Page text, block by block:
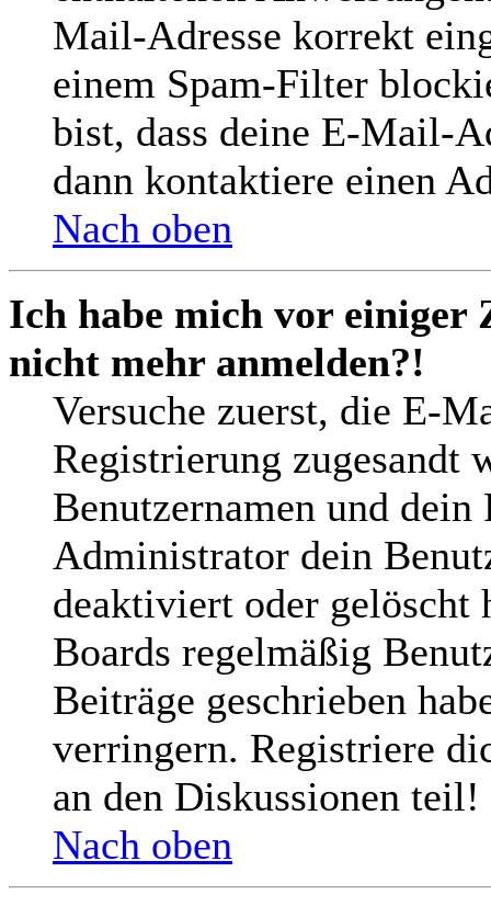
Mail-Adresse korrekt
einem Spam-Filter
bist, dass deine E-Mail-
dann kontaktiere einen
Nach oben
Ich habe mich vor
nicht mehr anmelden?!
Versuche zuerst, die E-
Registrierung zugesandt
Benutzernamen und dein
Administrator dein
deaktiviert oder gelöscht
Boards regelmäßig
Beiträge geschrieben
verringern. Registriere
an den Diskussionen teil!
Nach oben